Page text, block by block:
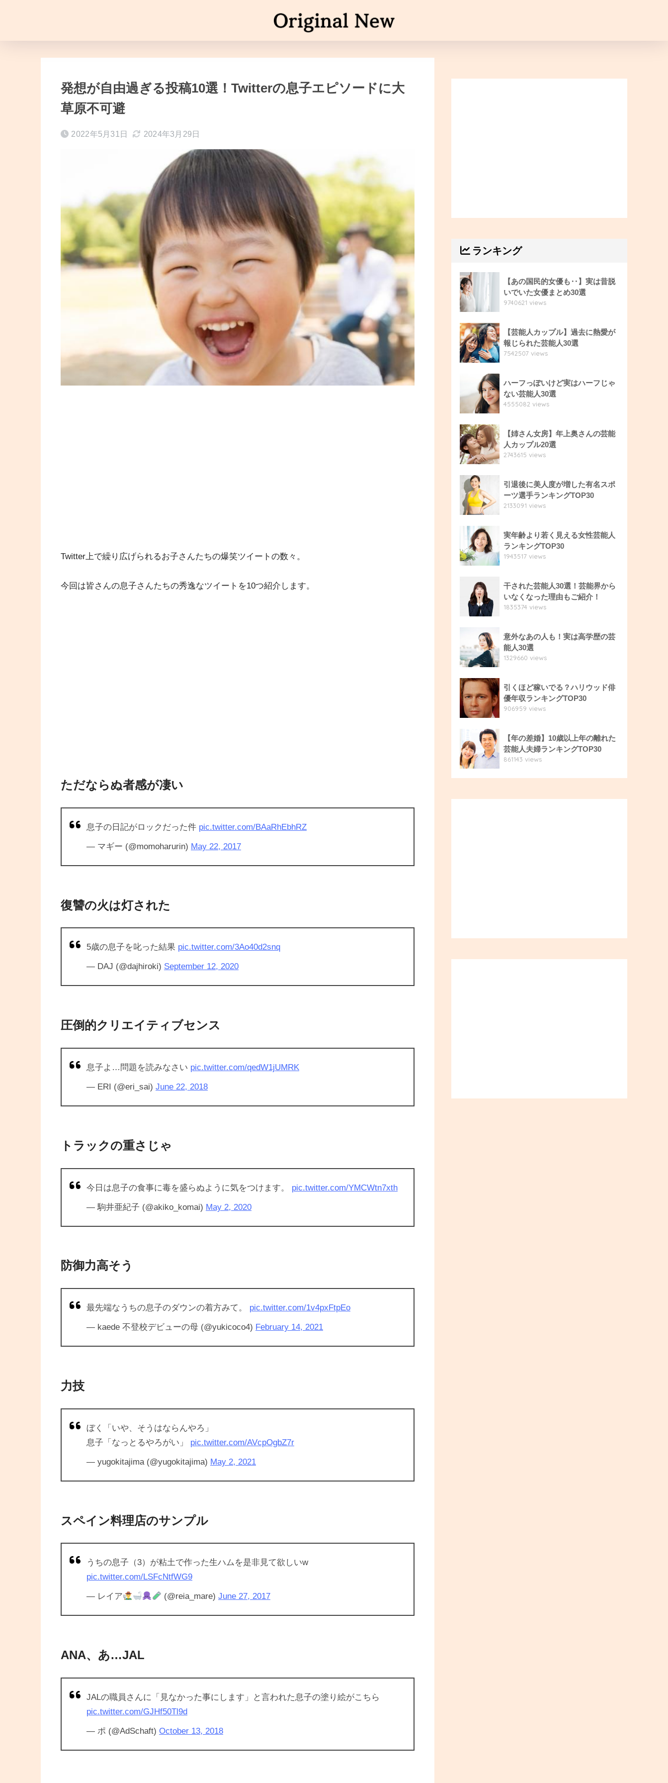
発想が自由過ぎる投稿10選！Twitterの息子エピソードに大
草原不可避
2022年5月31日 2024年3月29日
Twitter上で繰り広げられるお子さんたちの爆笑ツイートの数々。
今回は皆さんの息子さんたちの秀逸なツイートを10つ紹介します。
ただならぬ者感が凄い
息子の日記がロックだった件 pic.twitter.com/BAaRhEbhRZ
— マギー (@momoharurin) May 22, 2017
復讐の火は灯された
5歳の息子を叱った結果 pic.twitter.com/3Ao40d2snq
— DAJ (@dajhiroki) September 12, 2020
圧倒的クリエイティブセンス
息子よ…問題を読みなさい pic.twitter.com/qedW1jUMRK
— ERI (@eri_sai) June 22, 2018
トラックの重さじゃ
今日は息子の食事に毒を盛らぬように気をつけます。 pic.twitter.com/YMCWtn7xth
— 駒井亜紀子 (@akiko_komai) May 2, 2020
防御力高そう
最先端なうちの息子のダウンの着方みて。 pic.twitter.com/1v4pxFtpEo
— kaede 不登校デビューの母 (@yukicoco4) February 14, 2021
力技
ぼく「いや、そうはならんやろ」
息子「なっとるやろがい」 pic.twitter.com/AVcpOgbZ7r
— yugokitajima (@yugokitajima) May 2, 2021
スペイン料理店のサンプル
うちの息子（3）が粘土で作った生ハムを是非見て欲しいw
pic.twitter.com/LSFcNtfWG9
— レイア (@reia_mare) June 27, 2017
ANA、あ…JAL
JALの職員さんに「見なかった事にします」と言われた息子の塗り絵がこちら
pic.twitter.com/GJHf50Tl9d
— ポ (@AdSchaft) October 13, 2018
ランキング
【あの国民的女優も‥】実は昔脱
いでいた女優まとめ30選
9740621 views
【芸能人カップル】過去に熱愛が
報じられた芸能人30選
7542507 views
ハーフっぽいけど実はハーフじゃ
ない芸能人30選
4555082 views
【姉さん女房】年上奥さんの芸能
人カップル20選
2743615 views
引退後に美人度が増した有名スポ
ーツ選手ランキングTOP30
2133091 views
実年齢より若く見える女性芸能人
ランキングTOP30
1943517 views
干された芸能人30選！芸能界から
いなくなった理由もご紹介！
1835374 views
意外なあの人も！実は高学歴の芸
能人30選
1329660 views
引くほど稼いでる？ハリウッド俳
優年収ランキングTOP30
906959 views
【年の差婚】10歳以上年の離れた
芸能人夫婦ランキングTOP30
861143 views